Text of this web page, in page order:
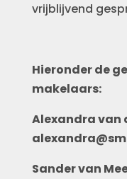
vrijblijvend
Hieronder de
makelaars:
Alexandra van
Sander van